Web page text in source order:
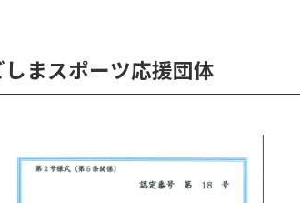
まスポーツ応援団体